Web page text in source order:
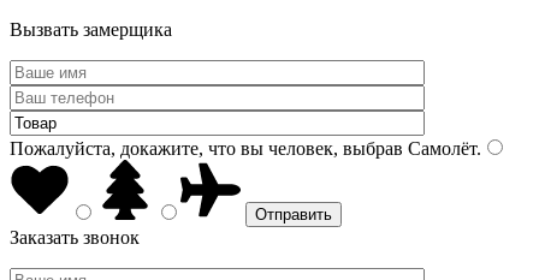
Вызвать замерщика
Пожалуйста, докажите, что вы человек, выбрав Самолёт.
Заказать звонок